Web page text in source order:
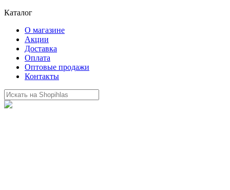
Каталог
О магазине
Акции
Доставка
Оплата
Оптовые продажи
Контакты